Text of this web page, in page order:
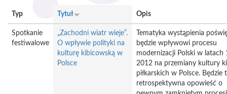
Typ Tytuł Opis
Spotkanie
festiwalowe
„Zachodni wiatr wieje”.
O wpływie polityki na
kulturę kibicowską w
Polsce
Tematyka wystąpienia
będzie wpływowi procesu
modernizacji Polski w latach
2012 na przemiany kultury
piłkarskich w Polsce. Będzie
retrospektywna opowieść o